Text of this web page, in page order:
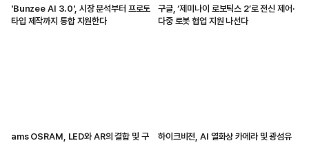
'Bunzee AI 3.0', 시장 분석부터 프로토
타입 제작까지 통합 지원한다
구글, ‘제미나이 로보틱스 2’로 전신 제어·
다중 로봇 협업 지원 나선다
ams OSRAM, LED와 AR의 결합 및 구
하이크비전, AI 열화상 카메라 및 광섬유